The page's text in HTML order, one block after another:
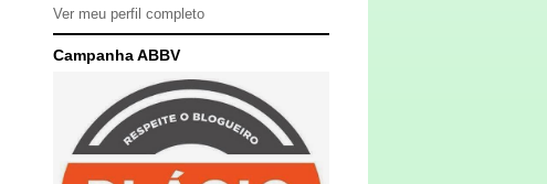
Ver meu perfil completo
Campanha ABBV